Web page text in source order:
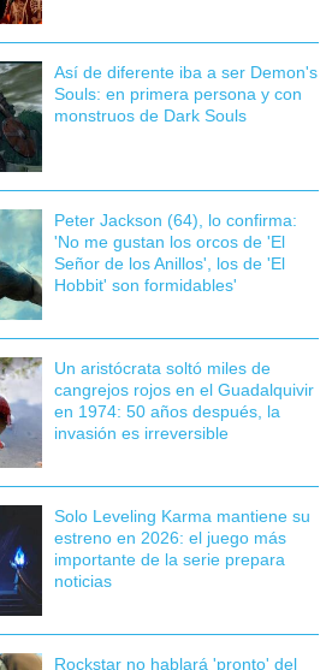
Así de diferente iba a ser Demon's
Souls: en primera persona y con
monstruos de Dark Souls
Peter Jackson (64), lo confirma:
'No me gustan los orcos de 'El
Señor de los Anillos', los de 'El
Hobbit' son formidables'
Un aristócrata soltó miles de
cangrejos rojos en el Guadalquivir
en 1974: 50 años después, la
invasión es irreversible
Solo Leveling Karma mantiene su
estreno en 2026: el juego más
importante de la serie prepara
noticias
Rockstar no hablará 'pronto' del